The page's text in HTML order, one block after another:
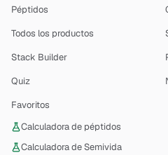
Péptidos
Todos los productos
Stack Builder
Quiz
Favoritos
Calculadora de péptidos
Calculadora de Semivida